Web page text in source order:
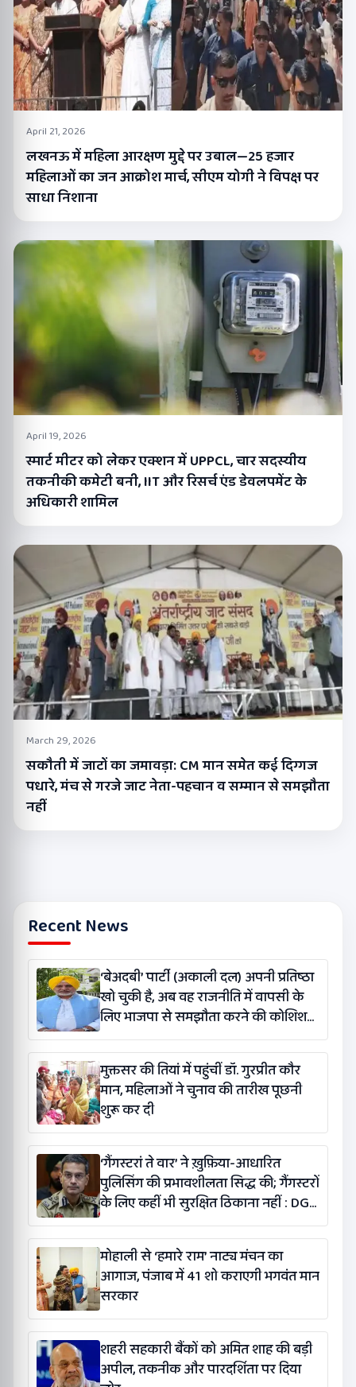
April 21, 2026
लखनऊ में महिला आरक्षण मुद्दे पर उबाल—25 हजार
महिलाओं का जन आक्रोश मार्च, सीएम योगी ने विपक्ष पर
साधा निशाना
April 19, 2026
स्मार्ट मीटर को लेकर एक्शन में UPPCL, चार सदस्यीय
तकनीकी कमेटी बनी, IIT और रिसर्च एंड डेवलपमेंट के
अधिकारी शामिल
March 29, 2026
सकौती में जाटों का जमावड़ा: CM मान समेत कई दिग्गज
पधारे, मंच से गरजे जाट नेता-पहचान व सम्मान से समझौता
नहीं
Recent News
‘बेअदबी’ पार्टी (अकाली दल) अपनी प्रतिष्ठा
खो चुकी है, अब वह राजनीति में वापसी के
लिए भाजपा से समझौता करने की कोशिश
कर रही है: बलतेज पन्नू
मुक्तसर की तियां में पहुंचीं डॉ. गुरप्रीत कौर
मान, महिलाओं ने चुनाव की तारीख पूछनी
शुरू कर दी
‘गैंगस्टरां ते वार’ ने ख़ुफ़िया-आधारित
पुलिसिंग की प्रभावशीलता सिद्ध की; गैंगस्टरों
के लिए कहीं भी सुरक्षित ठिकाना नहीं : DGP
गौरव यादव
मोहाली से ‘हमारे राम’ नाट्य मंचन का
आगाज, पंजाब में 41 शो कराएगी भगवंत मान
सरकार
शहरी सहकारी बैंकों को अमित शाह की बड़ी
अपील, तकनीक और पारदर्शिता पर दिया